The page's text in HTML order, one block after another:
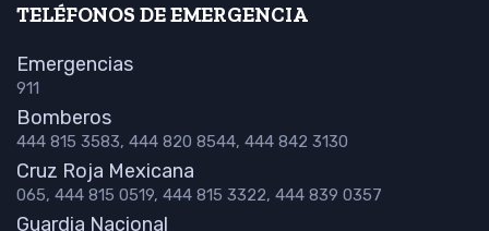
TELÉFONOS DE EMERGENCIA
Emergencias
911
Bomberos
444 815 3583, 444 820 8544, 444 842 3130
Cruz Roja Mexicana
065, 444 815 0519, 444 815 3322, 444 839 0357
Guardia Nacional